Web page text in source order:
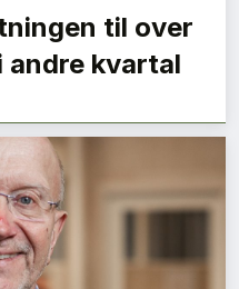
til over
andre kvartal